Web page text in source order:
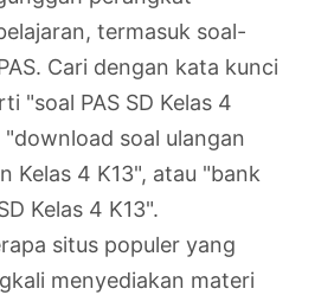
termasuk soal-
Cari dengan kata kunci
"soal PAS SD Kelas 4
"download soal ulangan
Kelas 4 K13", atau "bank
Kelas 4 K13".
situs populer yang
menyediakan materi